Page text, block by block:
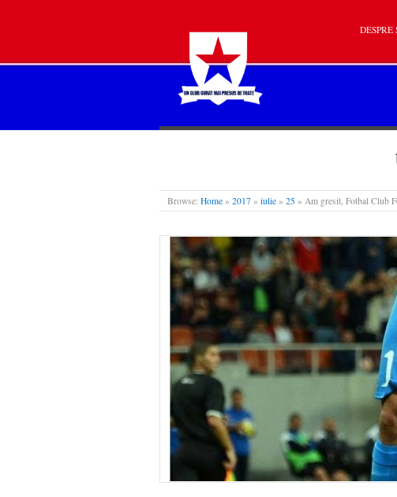
STEAUA LIBERĂ
Browse: Home » 2017 » iulie » 25 » Am gresit, Fotbal Club